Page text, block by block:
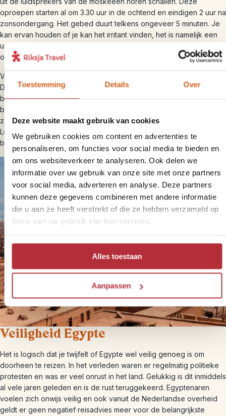
Toestemming Details Over
Deze website maakt gebruik van cookies
We gebruiken cookies om content en advertenties te
personaliseren, om functies voor social media te bieden en
om ons websiteverkeer te analyseren. Ook delen we
informatie over uw gebruik van onze site met onze partners
voor social media, adverteren en analyse. Deze partners
kunnen deze gegevens combineren met andere informatie
die u aan ze heeft verstrekt of die ze hebben verzameld op
basis van uw gebruik van hun services.
Alles toestaan
Aanpassen
oproepen starten al om 3.30 uur in de ochtend en eindigen 2 uur na
zonsondergang. Het gebed duurt telkens ongeveer 5 minuten. Je
kan ervan houden of je kan het irritant vinden, het is namelijk een
uniek geluid. Ben je een lichte slaper, dan raden we aan om
oordopjes mee te nemen.
Verder raden wij aan om respect te hebben voor de lokale cultuur.
Dit houdt ook in dat je ‘gepaste kleding’ draagt op minder toerische
bestemmingen. Voor zowel mannen als vrouwen betekend dit het
bedekken van schouders en knieën. Op zeer toerische plekken,
zoals de stranden aan de Rode Zee, bij de Vallei der Koningen in
Luxor en de piramides, kun je natuurlijk wel een topje en korte
broek dragen.
Veiligheid Egypte
Het is logisch dat je twijfelt of Egypte wel veilig genoeg is om
doorheen te reizen. In het verleden waren er regelmatig politieke
protesten en was er veel onrust in het land. Gelukkig is dit inmiddels
al vele jaren geleden en is de rust teruggekeerd. Egyptenaren
voelen zich onwijs veilig en ook vanuit de Nederlandse overheid
geldt er geen negatief reisadvies meer voor de belangrijkste